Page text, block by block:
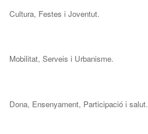
Cultura, Festes i Joventut.
Mobilitat, Serveis i Urbanisme.
Dona, Ensenyament, Participació i salut.